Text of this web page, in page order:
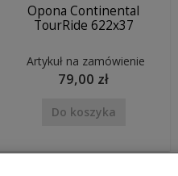
Opona Continental
TourRide 622x37
Artykuł na zamówienie
79,00 zł
Do koszyka